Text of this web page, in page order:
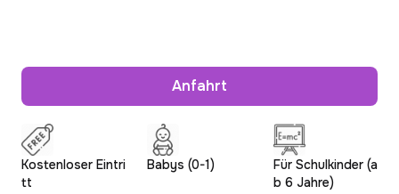
Kostenloser Eintri
tt
Babys (0-1)
Für Schulkinder (a
b 6 Jahre)
Anfahrt